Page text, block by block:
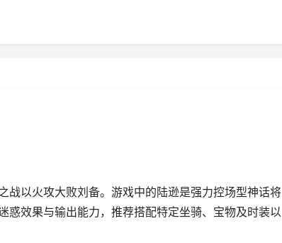
战以火攻大败刘备。游戏中的陆逊是强力控场型神话将
惑效果与输出能力，推荐搭配特定坐骑、宝物及时装以